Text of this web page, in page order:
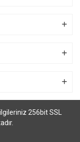
256bit SSL